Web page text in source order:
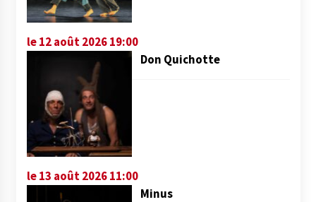
le 12 août 2026 19:00
Don Quichotte
le 13 août 2026 11:00
Minus